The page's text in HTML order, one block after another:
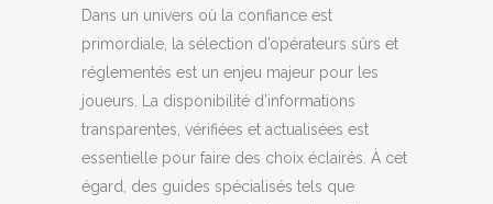
Dans un univers où la confiance est
primordiale, la sélection d’opérateurs sûrs et
réglementés est un enjeu majeur pour les
joueurs. La disponibilité d’informations
transparentes, vérifiées et actualisées est
essentielle pour faire des choix éclairés. À cet
égard, des guides spécialisés tels que